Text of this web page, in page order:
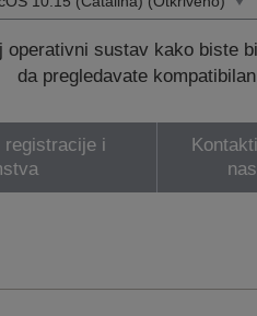
operativni sustav kako biste
da pregledavate
registracije i
nas